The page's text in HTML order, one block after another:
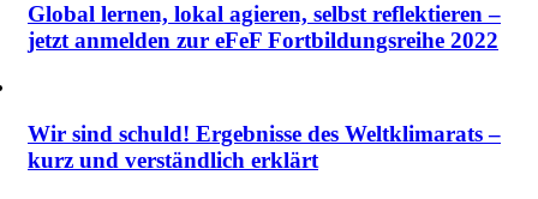
Global lernen, lokal agieren, selbst reflektieren –
jetzt anmelden zur eFeF Fortbildungsreihe 2022
Wir sind schuld! Ergebnisse des Weltklimarats –
kurz und verständlich erklärt